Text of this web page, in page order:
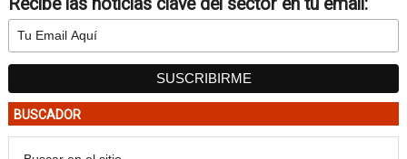
BUSCADOR